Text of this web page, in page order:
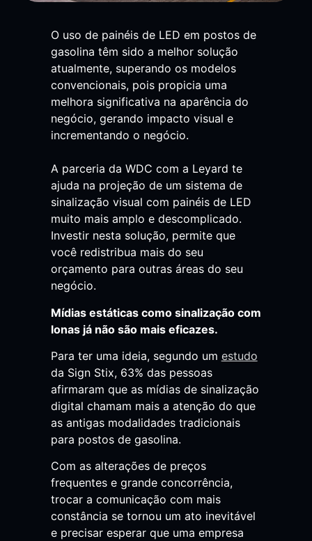
O uso de painéis de LED em postos de
gasolina têm sido a melhor solução
atualmente, superando os modelos
convencionais, pois propicia uma
melhora significativa na aparência do
negócio, gerando impacto visual e
incrementando o negócio.
A parceria da WDC com a Leyard te
ajuda na projeção de um sistema de
sinalização visual com painéis de LED
muito mais amplo e descomplicado.
Investir nesta solução, permite que
você redistribua mais do seu
orçamento para outras áreas do seu
negócio.
Mídias estáticas como sinalização com
lonas já não são mais eficazes.
Para ter uma ideia, segundo um estudo
da Sign Stix, 63% das pessoas
afirmaram que as mídias de sinalização
digital chamam mais a atenção do que
as antigas modalidades tradicionais
para postos de gasolina.
Com as alterações de preços
frequentes e grande concorrência,
trocar a comunicação com mais
constância se tornou um ato inevitável
e precisar esperar que uma empresa